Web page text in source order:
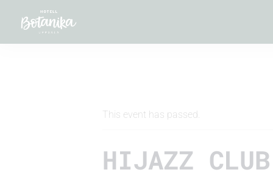
This event has passed.
HIJAZZ CLUB